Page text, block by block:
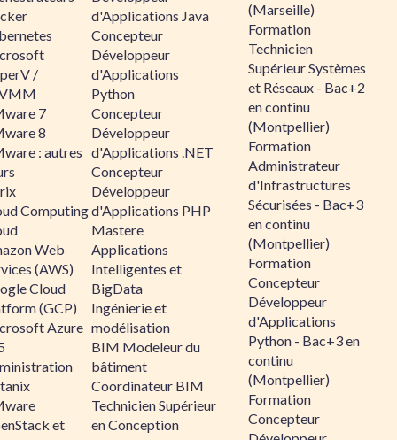
/
7
8
: autres
Computing
Web
(AWS)
Cloud
(GCP)
Azure
et
d'Applications Java
Concepteur
Développeur
d'Applications
Python
Concepteur
Développeur
d'Applications .NET
Concepteur
Développeur
d'Applications PHP
Mastere
Applications
Intelligentes et
BigData
Ingénierie et
modélisation
BIM Modeleur du
bâtiment
Coordinateur BIM
Technicien Supérieur
en Conception
(Marseille)
Formation
Technicien
Supérieur Systèmes
et Réseaux - Bac+2
en continu
(Montpellier)
Formation
Administrateur
d'Infrastructures
Sécurisées - Bac+3
en continu
(Montpellier)
Formation
Concepteur
Développeur
d'Applications
Python - Bac+3 en
continu
(Montpellier)
Formation
Concepteur